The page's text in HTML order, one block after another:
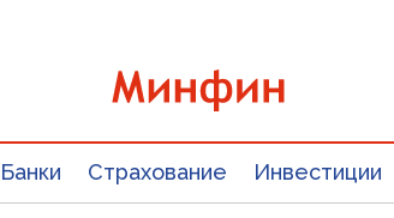
Банки Страхование Инвестиции